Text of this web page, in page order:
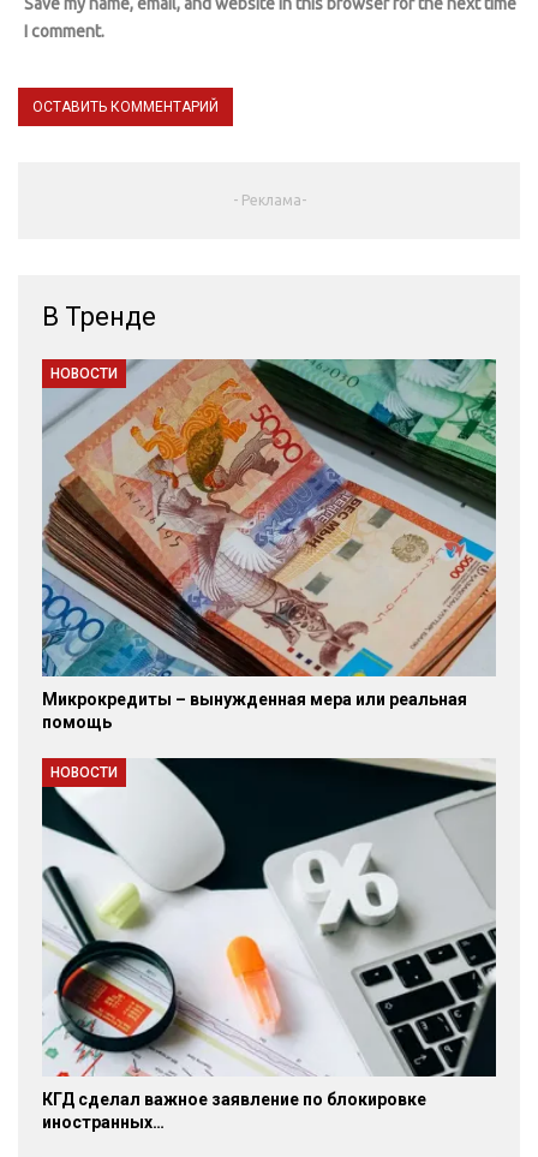
I comment.
- Реклама-
В Тренде
НОВОСТИ
Микрокредиты – вынужденная мера или реальная
помощь
НОВОСТИ
КГД сделал важное заявление по блокировке
иностранных…